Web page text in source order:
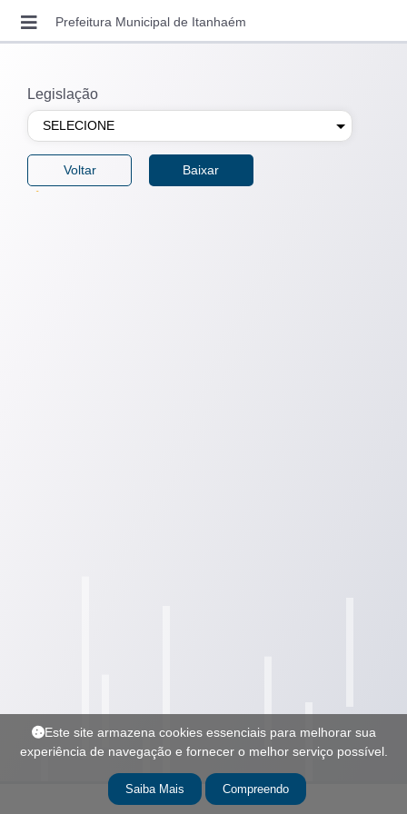
Este site armazena cookies essenciais para melhorar sua
experiência de navegação e fornecer o melhor serviço possível.
Prefeitura Municipal de Itanhaém
SOLICITAR ACESSO
RECUPERAR SENHA
CONSULTAR AUTENTICIDADE
LEGISLAÇÃO MUNICIPAL
DOWNLOADS
Legislação